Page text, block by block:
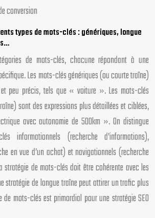
conversion
types de mots-clés : génériques, longue
de mots-clés, chacune répondant à une
Les mots-clés génériques (ou courte traîne)
peu précis, tels que « voiture ». Les mots-clés
sont des expressions plus détaillées et ciblées,
avec autonomie de 500km ». On distingue
informationnels (recherche d’informations),
en vue d’un achat) et navigationnels (recherche
stratégie de mots-clés doit être cohérente avec les
stratégie de longue traîne peut attirer un trafic plus
mots-clés est primordial pour une stratégie SEO